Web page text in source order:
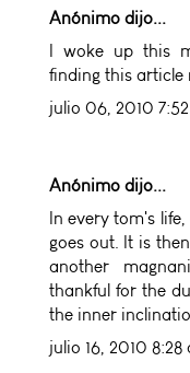
Anónimo dijo...
I woke up this
finding this article
julio 06, 2010
Anónimo dijo...
In every tom's
goes out. It is
another
thankful for the
the inner
julio 16, 2010 8:28